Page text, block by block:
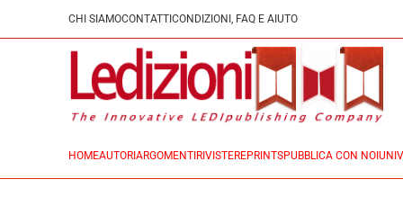
CHI SIAMOCONTATTI CONDIZIONI, FAQ E AIUTO
HOMEAUTORI ARGOMENTI RIVISTEREPRINTSPUBBLICA CON NOI